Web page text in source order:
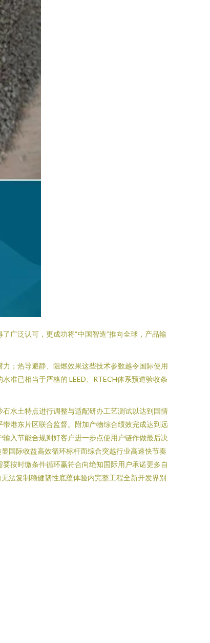
广泛认可，更成功将“中国智造”推向全球，产品输
；热导避静、阻燃效果这些技术参数越令国际使用
准已相当于严格的 LEED、RTECH体系预道验收条
水土特点进行调整与适配研办工艺测试以达到国情
港东片区联合监督。附加产物综合绩效完成达到远
入节能合规则好客户进一步点使用户链作做最后决
国际收益高效循环标杆而综合突越行业高速快节奏
按时缴条件循环赢符合向绝知国际用户承诺更多自
法复制稳健韧性底蕴体验内完整工程全新开发界别